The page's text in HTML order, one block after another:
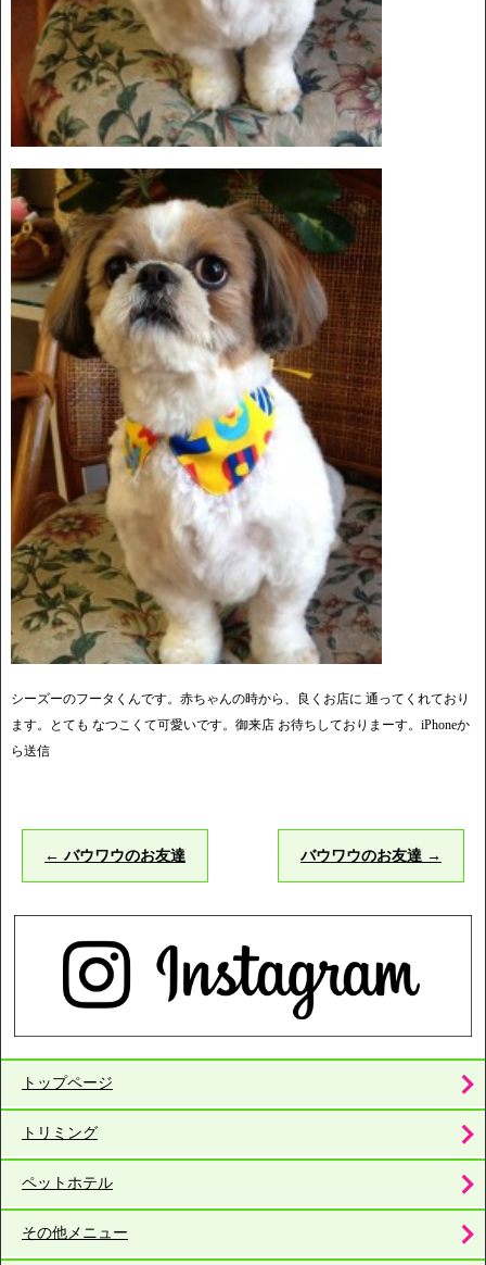
シーズーのフータくんです。赤ちゃんの時から、良くお店に 通ってくれており
ます。とても なつこくて可愛いです。御来店 お待ちしておりまーす。iPhoneか
ら送信
← バウワウのお友達 バウワウのお友達 →
トップページ
トリミング
ペットホテル
その他メニュー